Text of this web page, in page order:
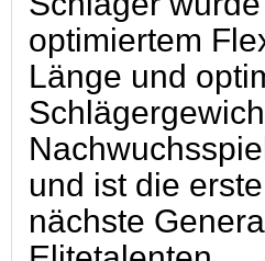
optimiertem
Länge und
und ist die
nächste